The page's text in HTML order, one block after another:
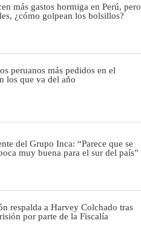
más gastos hormiga en Perú, pero
¿cómo golpean los bolsillos?
peruanos más pedidos en el
los que va del año
del Grupo Inca: “Parece que se
muy buena para el sur del país”
respalda a Harvey Colchado tras
por parte de la Fiscalía